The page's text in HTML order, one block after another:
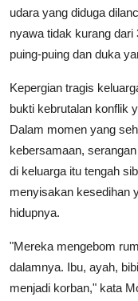
udara yang diduga
nyawa tidak kurang dari
puing-puing dan duka
Kepergian tragis
bukti kebrutalan konflik
Dalam momen yang
kebersamaan,
di keluarga itu tengah
menyisakan kesedihan
hidupnya.
"Mereka mengebom
dalamnya. Ibu, ayah,
menjadi korban," kata